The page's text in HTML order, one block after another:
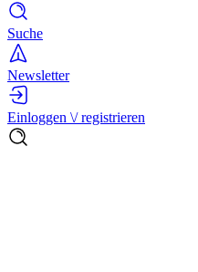
Suche
Newsletter
Einloggen \/ registrieren